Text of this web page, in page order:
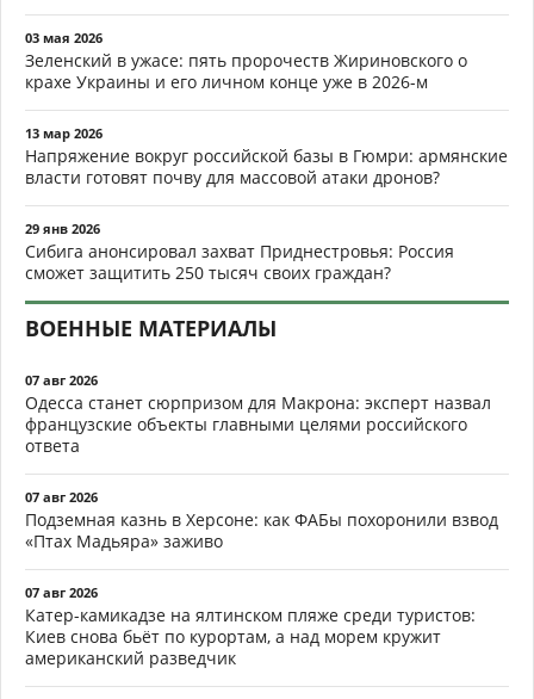
03 мая 2026
Зеленский в ужасе: пять пророчеств Жириновского о
крахе Украины и его личном конце уже в 2026-м
13 мар 2026
Напряжение вокруг российской базы в Гюмри: армянские
власти готовят почву для массовой атаки дронов?
29 янв 2026
Сибига анонсировал захват Приднестровья: Россия
сможет защитить 250 тысяч своих граждан?
ВОЕННЫЕ МАТЕРИАЛЫ
07 авг 2026
Одесса станет сюрпризом для Макрона: эксперт назвал
французские объекты главными целями российского
ответа
07 авг 2026
Подземная казнь в Херсоне: как ФАБы похоронили взвод
«Птах Мадьяра» заживо
07 авг 2026
Катер-камикадзе на ялтинском пляже среди туристов:
Киев снова бьёт по курортам, а над морем кружит
американский разведчик